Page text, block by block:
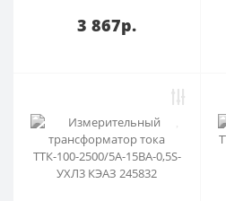
3 867р.